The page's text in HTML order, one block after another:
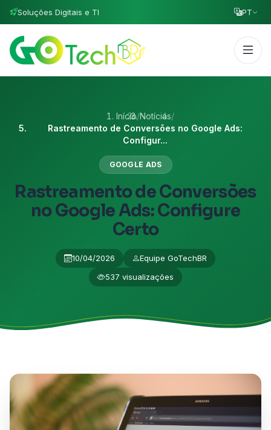
Soluções Digitais e TI PT
Início/Notícias/
Rastreamento de Conversões no Google Ads:
Configur...
GOOGLE ADS
Rastreamento de Conversões
no Google Ads: Configure
Certo
10/04/2026
Equipe GoTechBR
537 visualizações